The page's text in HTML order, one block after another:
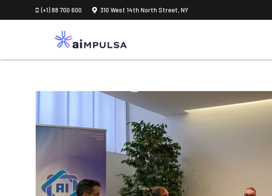
(+1) 88 700 600 310 West 14th North Street, NY